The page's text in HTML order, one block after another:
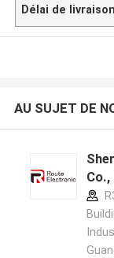
Délai de livraison
AU SUJET DE